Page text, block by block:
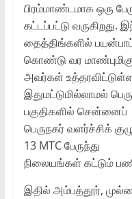
பிரம்மாண்டமாக ஒரு
கட்டப்பட்டு வருகிறது.
தைத்திங்களில்
கொண்டு வர
அவர்கள்
இதுமட்டுமில்லாமல்
பகுதிகளில் சென்னைப்
பெருநகர் வளர்ச்சிக்
13 MTC பேருந்து
நிலையங்கள் கட்டும்
இதில் அம்பத்தூர்,